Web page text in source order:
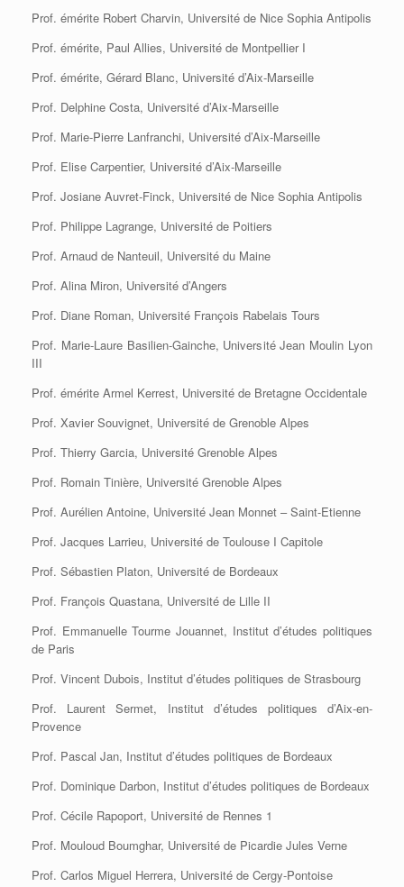
Prof. émérite Robert Charvin, Université de Nice Sophia Antipolis
Prof. émérite, Paul Allies, Université de Montpellier I
Prof. émérite, Gérard Blanc, Université d’Aix-Marseille
Prof. Delphine Costa, Université d’Aix-Marseille
Prof. Marie-Pierre Lanfranchi, Université d’Aix-Marseille
Prof. Elise Carpentier, Université d’Aix-Marseille
Prof. Josiane Auvret-Finck, Université de Nice Sophia Antipolis
Prof. Philippe Lagrange, Université de Poitiers
Prof. Arnaud de Nanteuil, Université du Maine
Prof. Alina Miron, Université d’Angers
Prof. Diane Roman, Université François Rabelais Tours
Prof. Marie-Laure Basilien-Gainche, Université Jean Moulin Lyon
III
Prof. émérite Armel Kerrest, Université de Bretagne Occidentale
Prof. Xavier Souvignet, Université de Grenoble Alpes
Prof. Thierry Garcia, Université Grenoble Alpes
Prof. Romain Tinière, Université Grenoble Alpes
Prof. Aurélien Antoine, Université Jean Monnet – Saint-Etienne
Prof. Jacques Larrieu, Université de Toulouse I Capitole
Prof. Sébastien Platon, Université de Bordeaux
Prof. François Quastana, Université de Lille II
Prof. Emmanuelle Tourme Jouannet, Institut d’études politiques
de Paris
Prof. Vincent Dubois, Institut d’études politiques de Strasbourg
Prof. Laurent Sermet, Institut d’études politiques d’Aix-en-
Provence
Prof. Pascal Jan, Institut d’études politiques de Bordeaux
Prof. Dominique Darbon, Institut d’études politiques de Bordeaux
Prof. Cécile Rapoport, Université de Rennes 1
Prof. Mouloud Boumghar, Université de Picardie Jules Verne
Prof. Carlos Miguel Herrera, Université de Cergy-Pontoise